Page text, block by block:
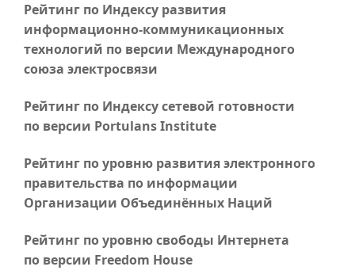
Рейтинг по Индексу развития
информационно-коммуникационных
технологий по версии Международного
союза электросвязи
Рейтинг по Индексу сетевой готовности
по версии Portulans Institute
Рейтинг по уровню развития электронного
правительства по информации
Организации Объединённых Наций
Рейтинг по уровню свободы Интернета
по версии Freedom House